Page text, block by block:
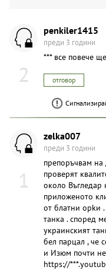
2
penkiler1415
преди 3 години
*** все повече
отговор
1
zelka007
преди 3 години
препоръчвам на
проверят
около
приложеното
от блатни opkи
танка . според
украинският
бел пapцал , че
и Изюм почти
https://